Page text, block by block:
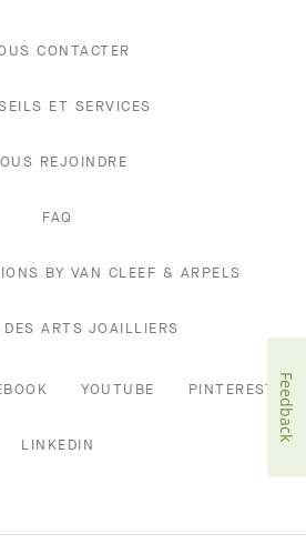
CONTACTER
ET SERVICES
REJOINDRE
FAQ
BY VAN CLEEF & ARPELS
DES ARTS JOAILLIERS
YOUTUBE PINTEREST
LINKEDIN
Feedback